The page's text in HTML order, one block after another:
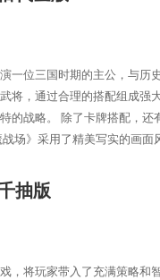
一位三国时期的主公，与历
将，通过合理的搭配组成强
的战略。 除了卡牌搭配，
场》采用了精美写实的画
抽版
，将玩家带入了充满策略和